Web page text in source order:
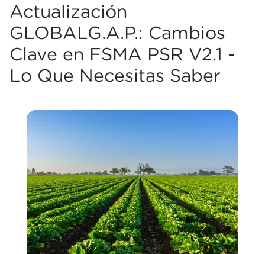
Actualización
GLOBALG.A.P.: Cambios
Clave en FSMA PSR V2.1 -
Lo Que Necesitas Saber